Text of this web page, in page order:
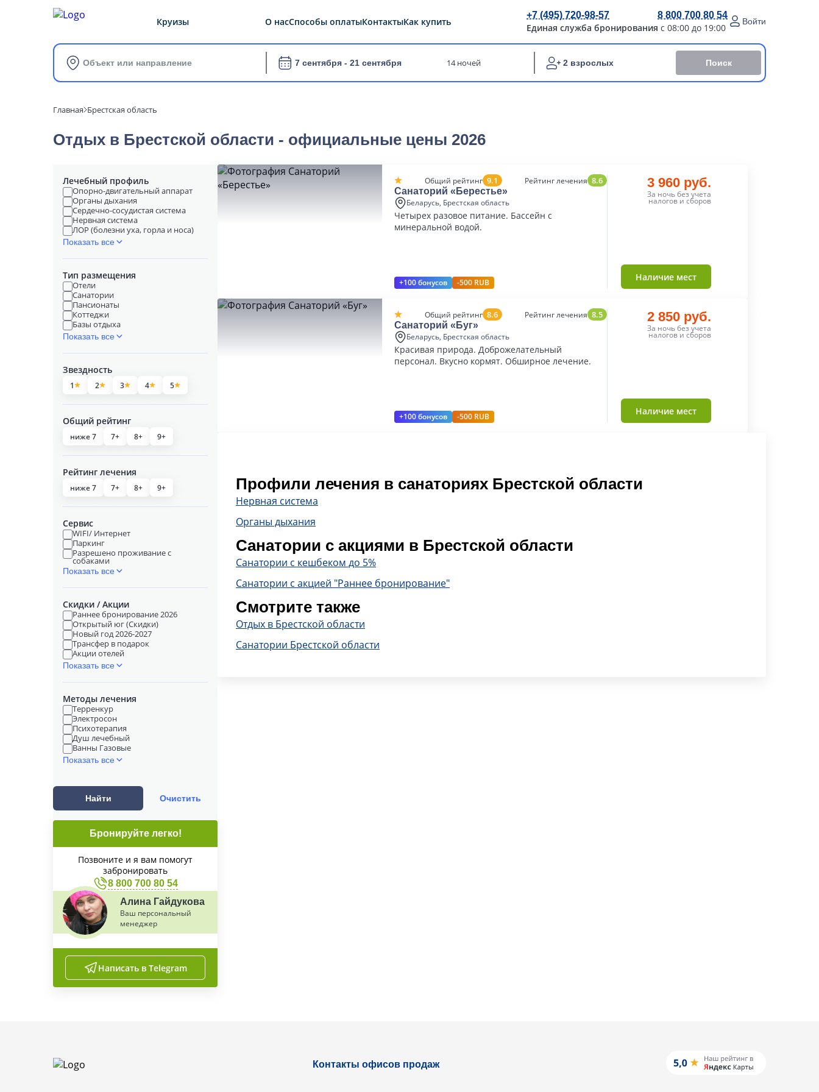
Круизы О насСпособы оплатыКонтактыКак купить
+7 (495) 720-98-57 8 800 700 80 54
Единая служба бронирования с 08:00 до 19:00
Войти
Объект или направление 7 сентября - 21 сентября 14 ночей 2 взрослых Поиск
Главная Брестская область
Отдых в Брестской области - официальные цены 2026
Лечебный профиль
Опорно-двигательный аппарат
Органы дыхания
Сердечно-сосудистая система
Нервная система
ЛОР (болезни уха, горла и носа)
Показать все
Тип размещения
Отели
Санатории
Пансионаты
Коттеджи
Базы отдыха
Показать все
Звездность
1 2 3 4 5
Общий рейтинг
ниже 7 7+ 8+ 9+
Рейтинг лечения
ниже 7 7+ 8+ 9+
Сервис
WIFI/ Интернет
Паркинг
Разрешено проживание с
собаками
Показать все
Скидки / Акции
Раннее бронирование 2026
Открытый юг (Скидки)
Новый год 2026-2027
Трансфер в подарок
Акции отелей
Показать все
Методы лечения
Терренкур
Электросон
Психотерапия
Душ лечебный
Ванны Газовые
Показать все
Найти Очистить
Бронируйте легко!
Позвоните и я вам помогут
забронировать
8 800 700 80 54
Алина Гайдукова
Ваш персональный
менеджер
Написать в Telegram
Общий рейтинг 9.1 Рейтинг лечения 8.6
Санаторий «Берестье»
Беларусь, Брестская область
Четырех разовое питание. Бассейн с
минеральной водой.
+100 бонусов -500 RUB
3 960 руб.
За ночь без учета
налогов и сборов
Наличие мест
Общий рейтинг 8.6 Рейтинг лечения 8.5
Санаторий «Буг»
Беларусь, Брестская область
Красивая природа. Доброжелательный
персонал. Вкусно кормят. Обширное лечение.
+100 бонусов -500 RUB
2 850 руб.
За ночь без учета
налогов и сборов
Наличие мест
Профили лечения в санаториях Брестской области
Нервная система
Органы дыхания
Санатории с акциями в Брестской области
Санатории с кешбеком до 5%
Санатории с акцией "Раннее бронирование"
Смотрите также
Отдых в Брестской области
Санатории Брестской области
Контакты офисов продаж